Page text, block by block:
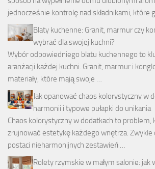
jednocześnie kontrolę nad składnikami, które
Blaty kuchenne: Granit, marmur czy
wybrać dla swojej kuchni?
Wybór odpowiedniego blatu kuchennego to
aranżacji każdej kuchni. Granit, marmur i
materiały, które mają swoje …
Jak opanować chaos kolorystyczny w
harmonii i typowe pułapki do unikania
Chaos kolorystyczny w dodatkach to problem,
zrujnować estetykę każdego wnętrza. Zwykle
postaci nieharmonijnych zestawień …
Rolety rzymskie w małym salonie: jak